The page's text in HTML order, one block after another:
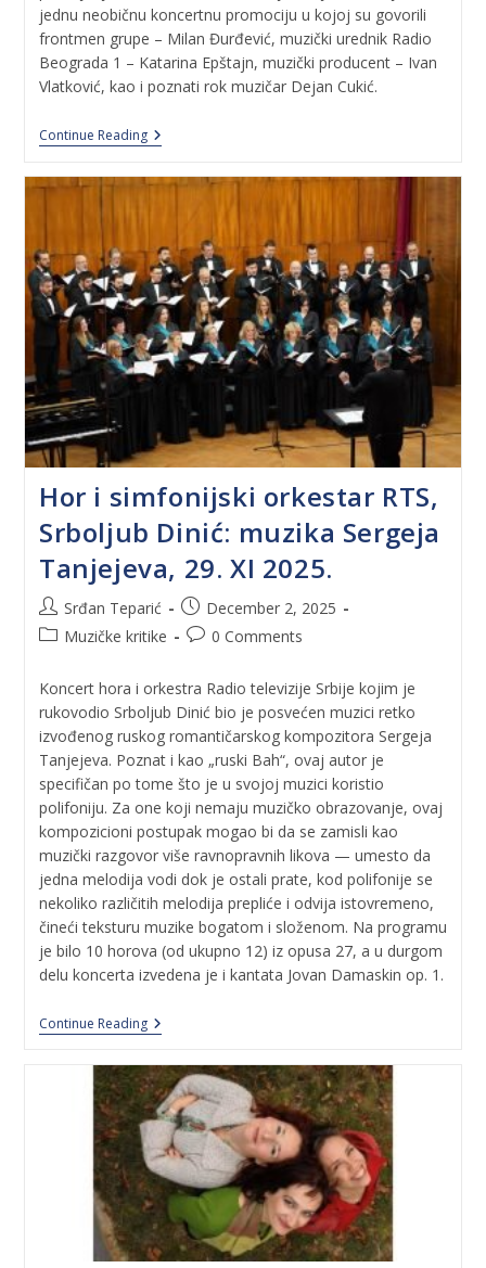
jednu neobičnu koncertnu promociju u kojoj su govorili
frontmen grupe – Milan Đurđević, muzički urednik Radio
Beograda 1 – Katarina Epštajn, muzički producent – Ivan
Vlatković, kao i poznati rok muzičar Dejan Cukić.
Continue Reading
Hor i simfonijski orkestar RTS,
Srboljub Dinić: muzika Sergeja
Tanjejeva, 29. XI 2025.
Srđan Teparić
December 2, 2025
Muzičke kritike
0 Comments
Koncert hora i orkestra Radio televizije Srbije kojim je
rukovodio Srboljub Dinić bio je posvećen muzici retko
izvođenog ruskog romantičarskog kompozitora Sergeja
Tanjejeva. Poznat i kao „ruski Bah“, ovaj autor je
specifičan po tome što je u svojoj muzici koristio
polifoniju. Za one koji nemaju muzičko obrazovanje, ovaj
kompozicioni postupak mogao bi da se zamisli kao
muzički razgovor više ravnopravnih likova — umesto da
jedna melodija vodi dok je ostali prate, kod polifonije se
nekoliko različitih melodija prepliće i odvija istovremeno,
čineći teksturu muzike bogatom i složenom. Na programu
je bilo 10 horova (od ukupno 12) iz opusa 27, a u durgom
delu koncerta izvedena je i kantata Jovan Damaskin op. 1.
Continue Reading